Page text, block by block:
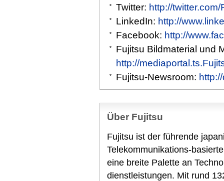
Twitter: http://
LinkedIn: http://
Facebook: http://
Fujitsu Bildmaterial und
http://
Fujitsu-Newsroom:
Über Fujitsu
Fujitsu ist der führende
Telekommunikations-
eine breite Palette an
dienstleistungen. Mit rund